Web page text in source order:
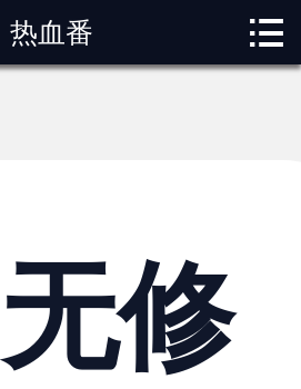
角色图鉴
内容服务
观影指南
热血番 
无修